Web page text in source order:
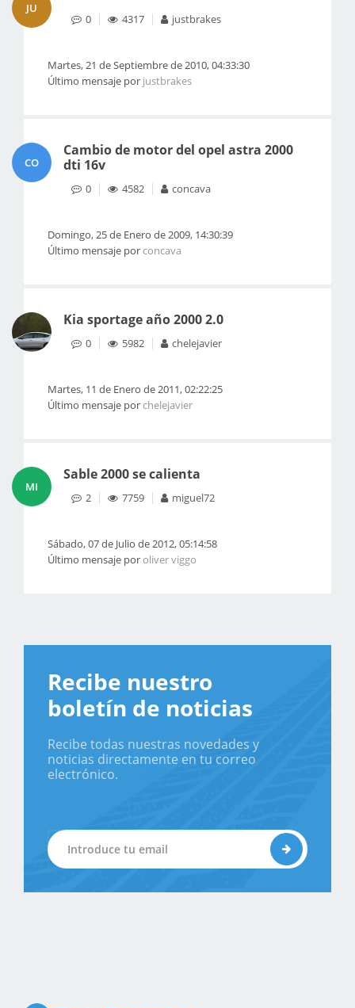
JU
0 4317 justbrakes
Martes, 21 de Septiembre de 2010, 04:33:30
Último mensaje por justbrakes
CO
Cambio de motor del opel astra 2000
dti 16v
0 4582 concava
Domingo, 25 de Enero de 2009, 14:30:39
Último mensaje porconcava
Kia sportage año 2000 2.0
0 5982 chelejavier
Martes, 11 de Enero de 2011, 02:22:25
Último mensaje porchelejavier
MI
Sable 2000 se calienta
2 7759 miguel72
Sábado, 07 de Julio de 2012, 05:14:58
Último mensaje poroliver viggo
Recibe nuestro
boletín de noticias
Recibe todas nuestras novedades y
noticias directamente en tu correo
electrónico.